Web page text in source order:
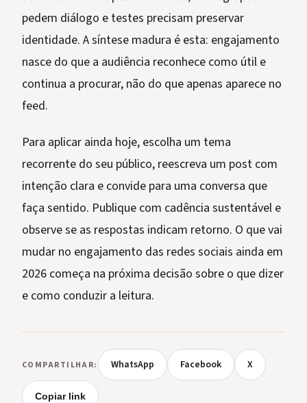
pedem diálogo e testes precisam preservar
identidade. A síntese madura é esta: engajamento
nasce do que a audiência reconhece como útil e
continua a procurar, não do que apenas aparece no
feed.
Para aplicar ainda hoje, escolha um tema
recorrente do seu público, reescreva um post com
intenção clara e convide para uma conversa que
faça sentido. Publique com cadência sustentável e
observe se as respostas indicam retorno. O que vai
mudar no engajamento das redes sociais ainda em
2026 começa na próxima decisão sobre o que dizer
e como conduzir a leitura.
COMPARTILHAR: WhatsApp Facebook X
Copiar link